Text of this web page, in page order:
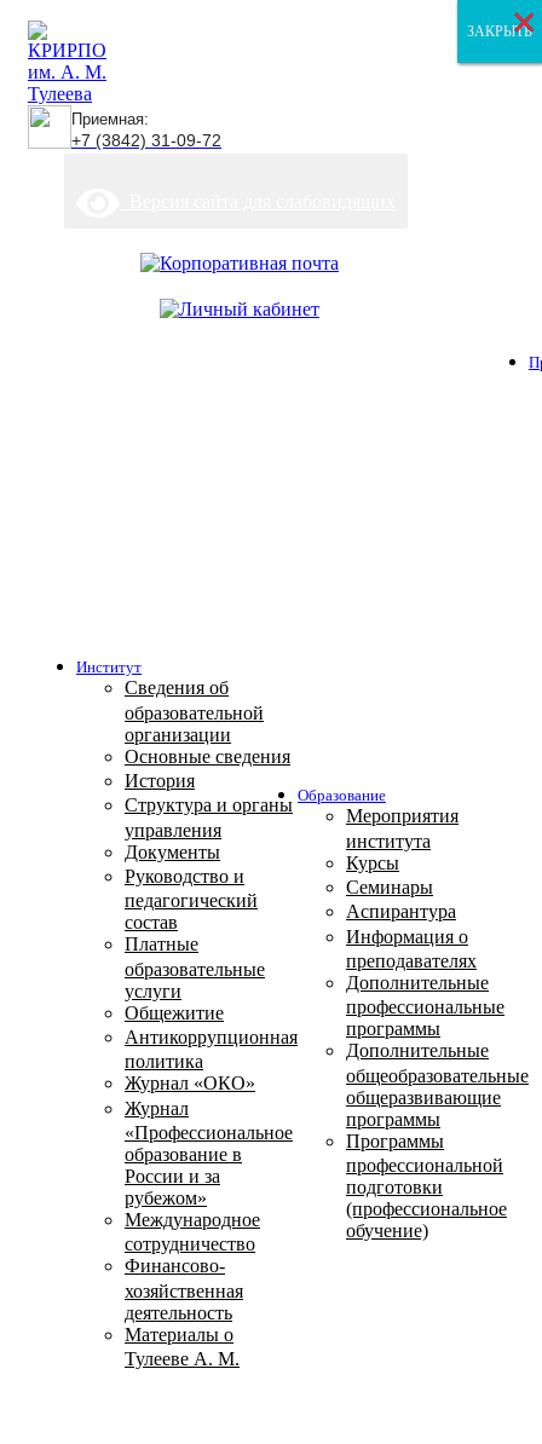
Приемная:
+7 (3842) 31-09-72
Институт
Сведения об
образовательной
организации
Основные сведения
История
Структура и органы
управления
Документы
Руководство и
педагогический
состав
Платные
образовательные
услуги
Общежитие
Антикоррупционная
политика
Журнал «ОКО»
Журнал
«Профессиональное
образование в
России и за
рубежом»
Международное
сотрудничество
Финансово-
хозяйственная
деятельность
Материалы о
Тулееве А. М.
Образование
Мероприятия
института
Курсы
Семинары
Аспирантура
Информация о
преподавателях
Дополнительные
профессиональные
программы
Дополнительные
общеобразовательные
общеразвивающие
программы
Программы
профессиональной
подготовки
(профессиональное
обучение)
ЗАКРЫТЬ
ЗАКРЫТЬ
ЗАКРЫТЬ
×
×
×